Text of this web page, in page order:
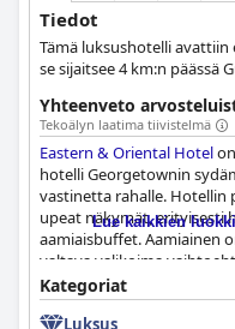
Tiedot
Tämä luksushotelli avattiin
se sijaitsee 4 km:n päässä
Yhteenveto
Tekoälyn laatima tiivistelmä
Eastern & Oriental Hotel
hotelli Georgetownin
vastinetta rahalle. Hotellin
upeat näkymät, erityisesti
aamiaisbuffet. Aamiainen
valtava valikoima
muroihin ja leivonnaisiin.
hoidetut huoneet, joissa
Lue kaikkien
Kategoriat
Luksus